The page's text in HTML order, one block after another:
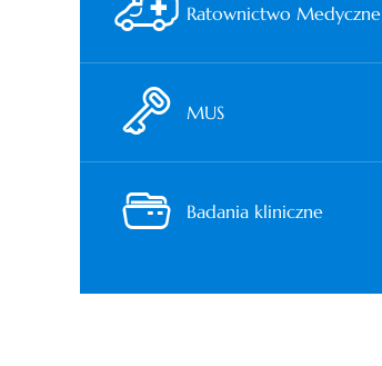
Ratownictwo Medyczne
MUS
Badania kliniczne